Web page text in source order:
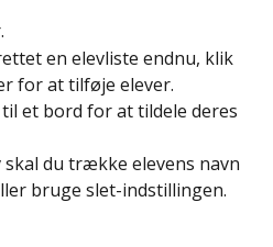
en elevliste endnu, klik
for at tilføje elever.
et bord for at tildele deres
skal du trække elevens navn
bruge slet-indstillingen.